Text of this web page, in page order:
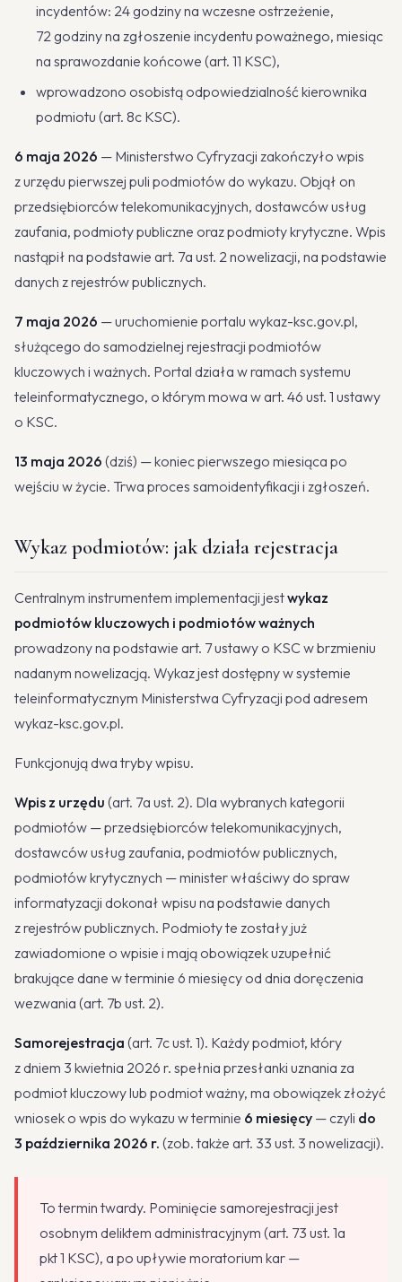
incydentów: 24 godziny na wczesne ostrzeżenie,
72 godziny na zgłoszenie incydentu poważnego, miesiąc
na sprawozdanie końcowe (art. 11 KSC),
wprowadzono osobistą odpowiedzialność kierownika
podmiotu (art. 8c KSC).
6 maja 2026 — Ministerstwo Cyfryzacji zakończyło wpis
z urzędu pierwszej puli podmiotów do wykazu. Objął on
przedsiębiorców telekomunikacyjnych, dostawców usług
zaufania, podmioty publiczne oraz podmioty krytyczne. Wpis
nastąpił na podstawie art. 7a ust. 2 nowelizacji, na podstawie
danych z rejestrów publicznych.
7 maja 2026 — uruchomienie portalu wykaz-ksc.gov.pl,
służącego do samodzielnej rejestracji podmiotów
kluczowych i ważnych. Portal działa w ramach systemu
teleinformatycznego, o którym mowa w art. 46 ust. 1 ustawy
o KSC.
13 maja 2026 (dziś) — koniec pierwszego miesiąca po
wejściu w życie. Trwa proces samoidentyfikacji i zgłoszeń.
Wykaz podmiotów: jak działa rejestracja
Centralnym instrumentem implementacji jestwykaz
podmiotów kluczowych i podmiotów ważnych
prowadzony na podstawie art. 7 ustawy o KSC w brzmieniu
nadanym nowelizacją. Wykaz jest dostępny w systemie
teleinformatycznym Ministerstwa Cyfryzacji pod adresem
wykaz-ksc.gov.pl.
Funkcjonują dwa tryby wpisu.
Wpis z urzędu (art. 7a ust. 2). Dla wybranych kategorii
podmiotów — przedsiębiorców telekomunikacyjnych,
dostawców usług zaufania, podmiotów publicznych,
podmiotów krytycznych — minister właściwy do spraw
informatyzacji dokonał wpisu na podstawie danych
z rejestrów publicznych. Podmioty te zostały już
zawiadomione o wpisie i mają obowiązek uzupełnić
brakujące dane w terminie 6 miesięcy od dnia doręczenia
wezwania (art. 7b ust. 2).
Samorejestracja (art. 7c ust. 1). Każdy podmiot, który
z dniem 3 kwietnia 2026 r. spełnia przesłanki uznania za
podmiot kluczowy lub podmiot ważny, ma obowiązek złożyć
wniosek o wpis do wykazu w terminie 6 miesięcy — czyli do
3 października 2026 r. (zob. także art. 33 ust. 3 nowelizacji).
To termin twardy. Pominięcie samorejestracji jest
osobnym deliktem administracyjnym (art. 73 ust. 1a
pkt 1 KSC), a po upływie moratorium kar —